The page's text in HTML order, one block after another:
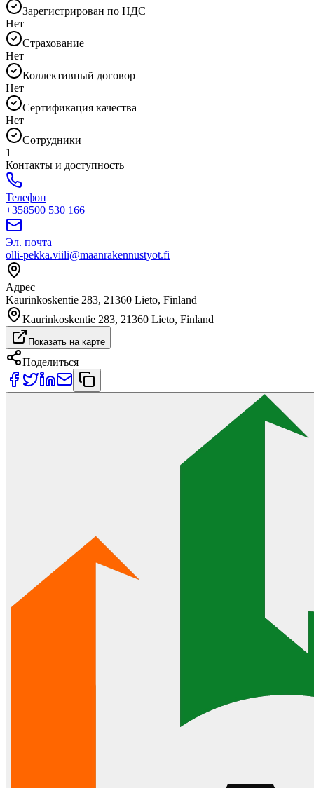
Зарегистрирован по НДС
Нет
Страхование
Нет
Коллективный договор
Нет
Сертификация качества
Нет
Сотрудники
1
Контакты и доступность
Телефон
+358500 530 166
Эл. почта
olli-pekka.viili@maanrakennustyot.fi
Адрес
Kaurinkoskentie 283, 21360 Lieto, Finland
Kaurinkoskentie 283, 21360 Lieto, Finland
Показать на карте
Поделиться